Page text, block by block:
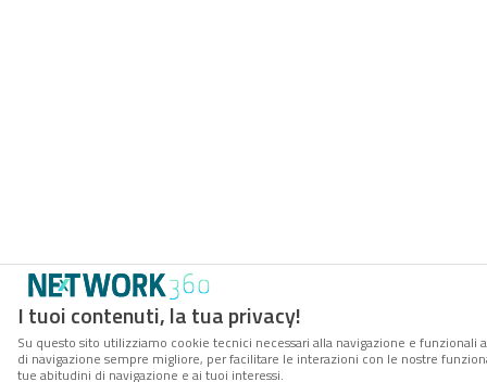
I tuoi contenuti, la tua privacy!
Su questo sito utilizziamo cookie tecnici necessari alla navigazione e
di navigazione sempre migliore, per facilitare le interazioni con le nostre
tue abitudini di navigazione e ai tuoi interessi.